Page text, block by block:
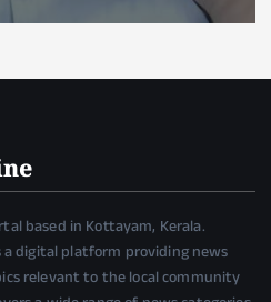
based in Kottayam, Kerala.
a digital platform providing news
relevant to the local community